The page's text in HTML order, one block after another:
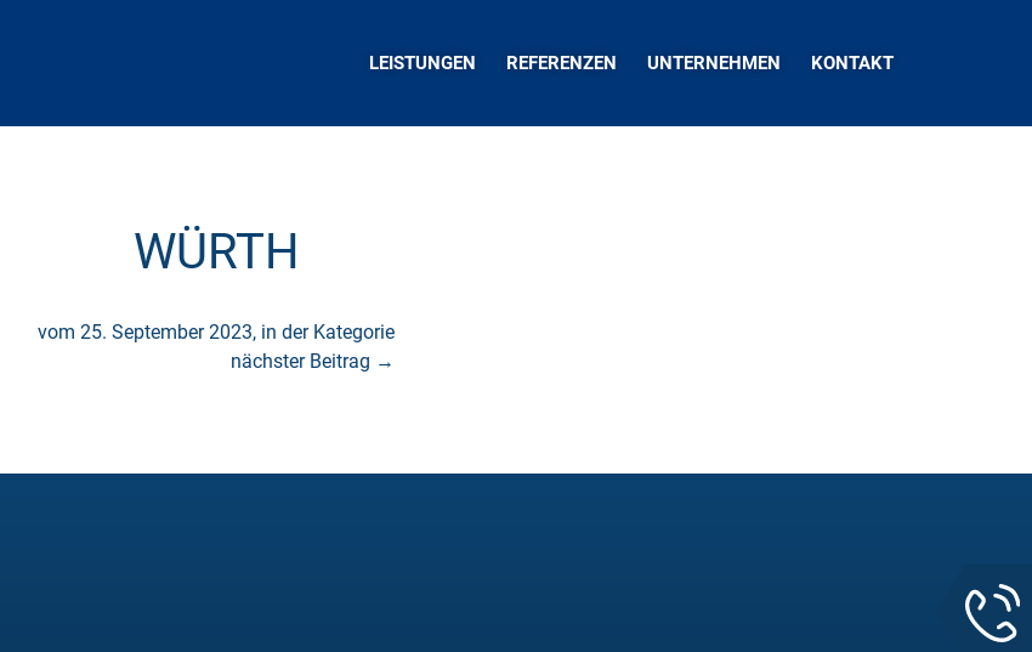
LEISTUNGEN REFERENZEN UNTERNEHMEN KONTAKT
WÜRTH
vom 25. September 2023, in der Kategorie
nächster Beitrag →